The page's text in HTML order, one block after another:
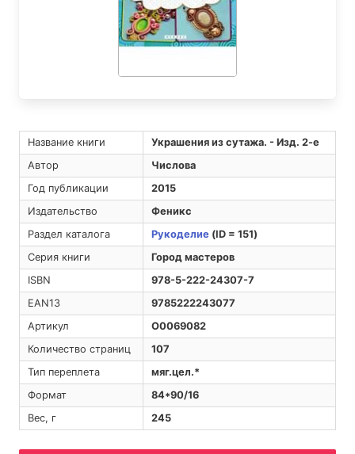
Название книги
Украшения из сутажа. - Изд. 2-е
Автор
Числова
Год публикации
2015
Издательство
Феникс
Раздел каталога
Рукоделие(ID = 151)
Серия книги
Город мастеров
ISBN
978-5-222-24307-7
EAN13
9785222243077
Артикул
O0069082
Количество страниц
107
Тип переплета
мяг.цел.*
Формат
84*90/16
Вес, г
245